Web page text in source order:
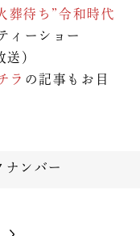
葬待ち”令和時代
ィーショー
）
ラ の記事もお目
ナンバー